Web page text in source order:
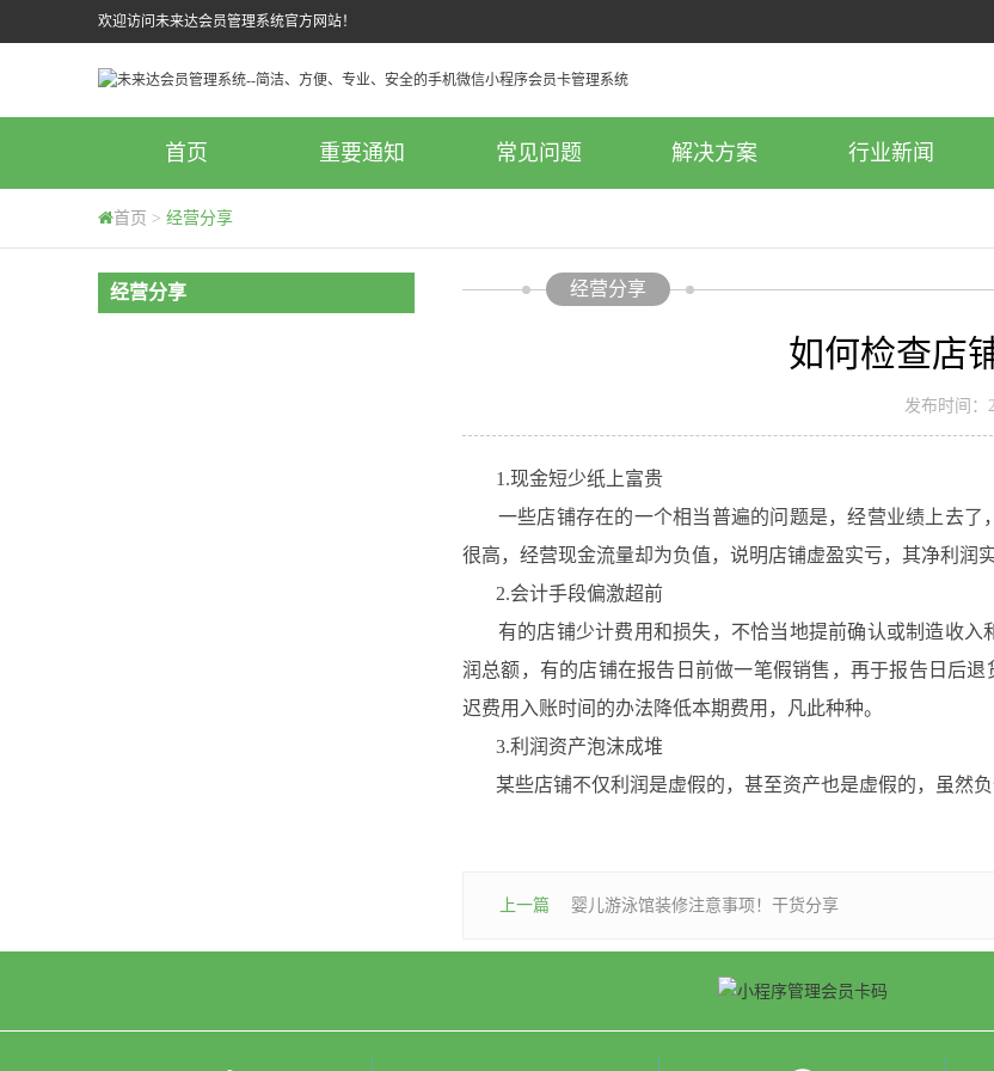
欢迎访问未来达会员管理系统官方网站！
首页 重要通知 常见问题 解决方案 行业新闻
首页 > 经营分享
经营分享 经营分享
如何检查店
发布时间：
1.现金短少纸上富贵
一些店铺存在的一个相当普遍的问题是，经营业绩上去了
很高，经营现金流量却为负值，说明店铺虚盈实亏，其净利润
2.会计手段偏激超前
有的店铺少计费用和损失，不恰当地提前确认或制造收入
润总额，有的店铺在报告日前做一笔假销售，再于报告日后
迟费用入账时间的办法降低本期费用，凡此种种。
3.利润资产泡沫成堆
某些店铺不仅利润是虚假的，甚至资产也是虚假的，虽然负
上一篇 婴儿游泳馆装修注意事项！干货分享